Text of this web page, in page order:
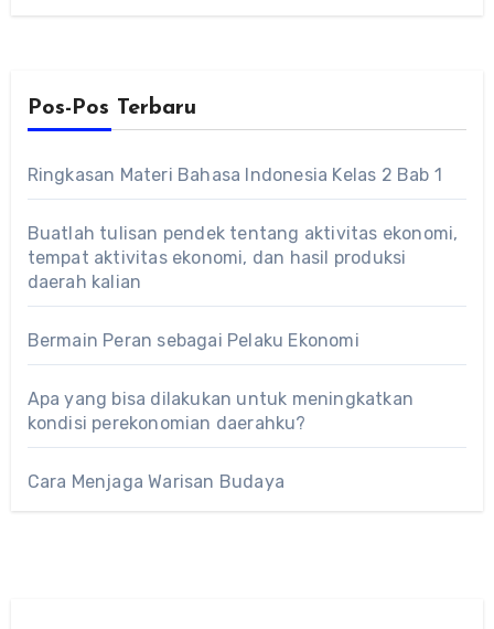
Pos-Pos Terbaru
Ringkasan Materi Bahasa Indonesia Kelas 2 Bab 1
Buatlah tulisan pendek tentang aktivitas ekonomi,
tempat aktivitas ekonomi, dan hasil produksi
daerah kalian
Bermain Peran sebagai Pelaku Ekonomi
Apa yang bisa dilakukan untuk meningkatkan
kondisi perekonomian daerahku?
Cara Menjaga Warisan Budaya